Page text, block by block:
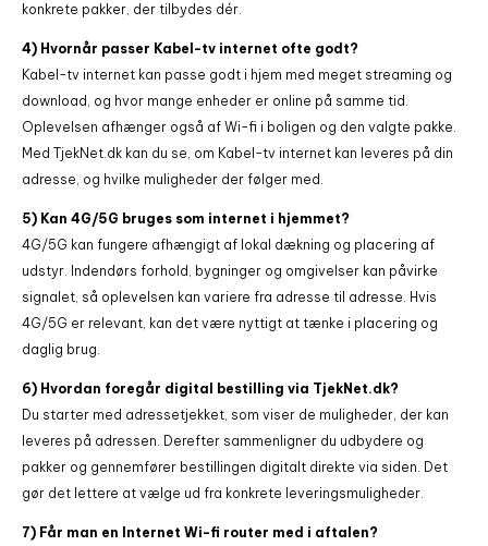
konkrete pakker, der tilbydes dér.
4) Hvornår passer Kabel-tv internet ofte godt?
Kabel-tv internet kan passe godt i hjem med meget streaming og
download, og hvor mange enheder er online på samme tid.
Oplevelsen afhænger også af Wi-fi i boligen og den valgte pakke.
Med TjekNet.dk kan du se, om Kabel-tv internet kan leveres på din
adresse, og hvilke muligheder der følger med.
5) Kan 4G/5G bruges som internet i hjemmet?
4G/5G kan fungere afhængigt af lokal dækning og placering af
udstyr. Indendørs forhold, bygninger og omgivelser kan påvirke
signalet, så oplevelsen kan variere fra adresse til adresse. Hvis
4G/5G er relevant, kan det være nyttigt at tænke i placering og
daglig brug.
6) Hvordan foregår digital bestilling via TjekNet.dk?
Du starter med adressetjekket, som viser de muligheder, der kan
leveres på adressen. Derefter sammenligner du udbydere og
pakker og gennemfører bestillingen digitalt direkte via siden. Det
gør det lettere at vælge ud fra konkrete leveringsmuligheder.
7) Får man en Internet Wi-fi router med i aftalen?